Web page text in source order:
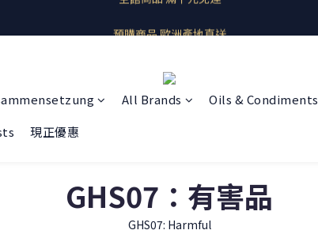
All Brands Oils & Condiments
現正優惠
GHS07：有害品
GHS07: Harmful